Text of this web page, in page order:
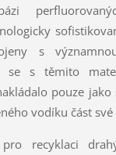
s
se s těmito
pouze jako
vodíku část
recyklaci